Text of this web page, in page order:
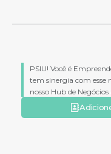
PSIU! Você é
tem sinergia com esse
nosso Hub de